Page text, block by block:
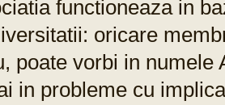
functioneaza in
oricare
poate vorbi in
in probleme cu